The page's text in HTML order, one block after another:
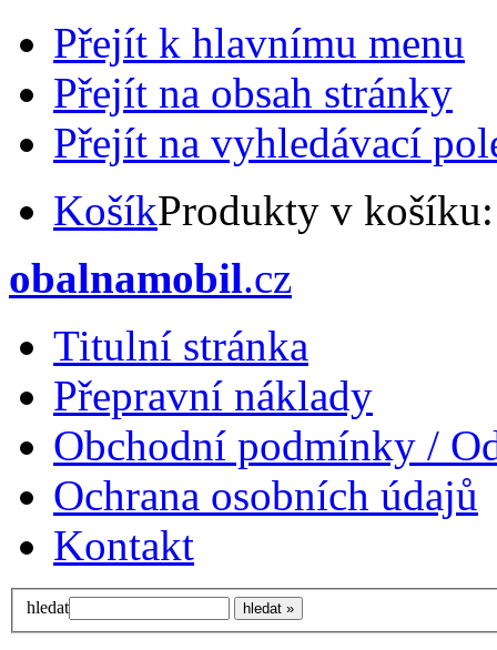
Přejít k hlavnímu menu
Přejít na obsah stránky
Přejít na vyhledávací
KošíkProdukty v
obalnamobil.cz
Titulní stránka
Přepravní náklady
Obchodní podmínky /
Ochrana osobních údajů
Kontakt
hledat